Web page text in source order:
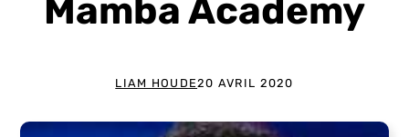
Mamba Academy
LIAM HOUDE20 AVRIL 2020